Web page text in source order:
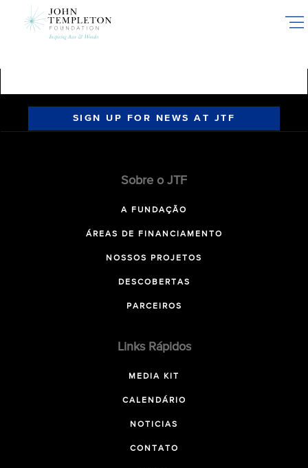
SIGN UP FOR NEWS AT JTF
Sobre o JTF
A FUNDAÇÃO
ÁREAS DE FINANCIAMENTO
NOSSOS PROJETOS
DESCOBERTAS
PARCEIROS
Links Rápidos
MEDIA KIT
CALENDÁRIO
NOTICIAS
CONTATO